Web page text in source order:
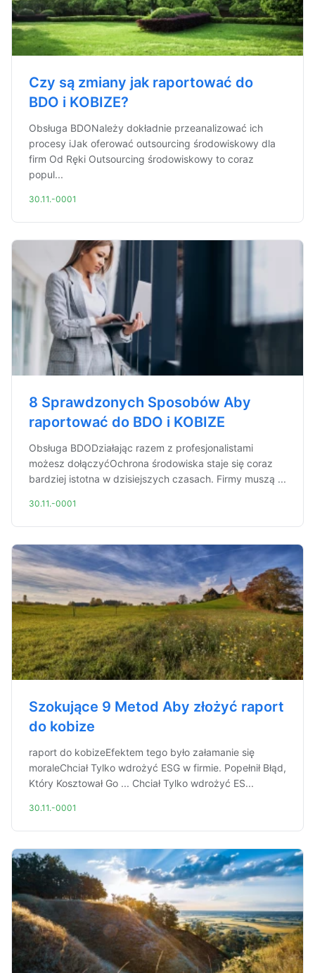
Czy są zmiany jak raportować do
BDO i KOBIZE?
Obsługa BDONależy dokładnie przeanalizować ich
procesy iJak oferować outsourcing środowiskowy dla
firm Od Ręki Outsourcing środowiskowy to coraz
popul...
30.11.-0001
8 Sprawdzonych Sposobów Aby
raportować do BDO i KOBIZE
Obsługa BDODziałając razem z profesjonalistami
możesz dołączyćOchrona środowiska staje się coraz
bardziej istotna w dzisiejszych czasach. Firmy muszą ...
30.11.-0001
Szokujące 9 Metod Aby złożyć raport
do kobize
raport do kobizeEfektem tego było załamanie się
moraleChciał Tylko wdrożyć ESG w firmie. Popełnił Błąd,
Który Kosztował Go ... Chciał Tylko wdrożyć ES...
30.11.-0001